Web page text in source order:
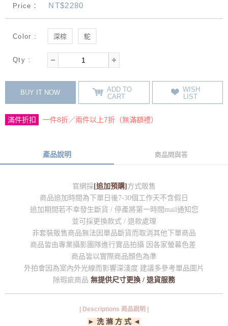
Price： NT$2280
Color : 深棕 駝
Qty :
BUY IT NOW
ADD TO
CART
WISH
LIST
滿件折扣 一件8折／兩件以上7折（無滿額禮）
產品說明 商品問與答
官網採 [追加預購] 方式販售
商品追加時間為下單日後7-30個工作天不含假日
追加期間若不幸發生斷貨 / 停產將第一時間mail通知您
並可採更換款式 / 退款處理
非套裝販售商品無法因單品斷貨而取消其他下單商品
商品皆由專業攝影團隊進行實品拍攝 因各家螢幕色差
商品皆以實際商品顏色為準
外拍會因為室內外光線而影響深淺度 建議多參考單品圖片
除瑕疵商品 無提供尺寸更換 / 退貨服務
| Descriptions 商品說明 |
► 洗 滌 方 式 ◄